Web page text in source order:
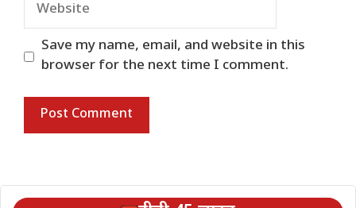
Save my name, email, and website in this
browser for the next time I comment.